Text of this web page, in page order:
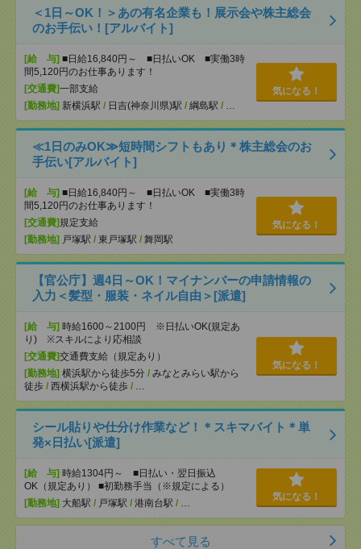
＜1日～OK！＞あの有名企業も！展示会や株主総会
のお手伝い！[アルバイト]
[給 与] ■日給16,840円～ ■日払いOK ■実働3時
間5,120円のお仕事あります！
[交通費]一部支給
[勤務地] 新横浜駅 / 日吉(神奈川県)駅 / 綱島駅 / …
気になる！
≪1日のみOK≫短時間シフトもあり＊株主総会のお
手伝い[アルバイト]
[給 与] ■日給16,840円～ ■日払いOK ■実働3時
間5,120円のお仕事あります！
[交通費] 規定支給
[勤務地] 戸塚駅 / 東戸塚駅 / 舞岡駅
気になる！
【官公庁】週4日～OK！マイナンバーの申請情報の
入力＜髪型・服装・ネイル自由＞[派遣]
[給 与] 時給1600～2100円 ※日払いOK(規定あ
り) ※スキルにより応相談
[交通費]交通費支給（規定あり）
[勤務地] 横浜駅から徒歩5分 / みなとみらい駅から
徒歩 / 西横浜駅から徒歩 / …
気になる！
シール貼りや仕分け作業など！＊スキマバイト＊単
発×日払い[派遣]
[給 与] 時給1304円～ ■日払い・翌日振込
OK（規定あり） ■初勤務手当（※規定による）
[勤務地] 大船駅 / 戸塚駅 / 港南台駅 / …
気になる！
すべて見る